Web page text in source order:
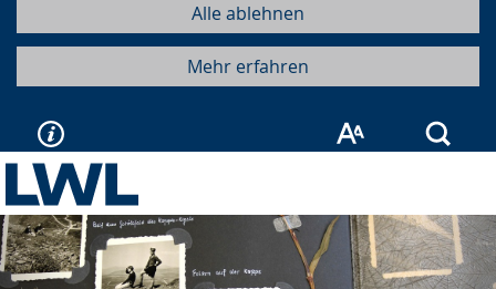
Alle ablehnen
Mehr erfahren
Vorherige